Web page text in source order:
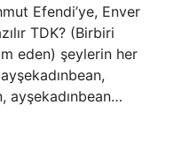
Efendi’ye, Enver
TDK? (Birbiri
eden) şeylerin her
ayşekadınbean…